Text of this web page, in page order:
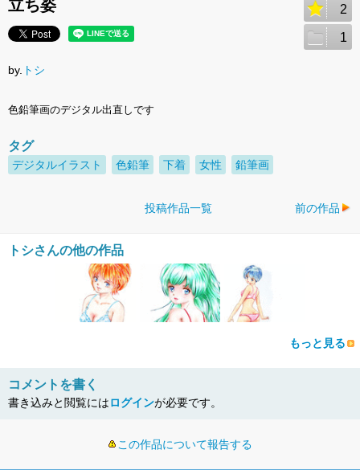
立ち姿 2
1
by. トシ
色鉛筆画のデジタル出直しです
タグ
デジタルイラスト 色鉛筆 下着 女性 鉛筆画
投稿作品一覧 前の作品
トシさんの他の作品
もっと見る
コメントを書く
書き込みと閲覧にはログインが必要です。
この作品について報告する